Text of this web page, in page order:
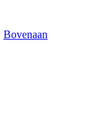
Bovenaan